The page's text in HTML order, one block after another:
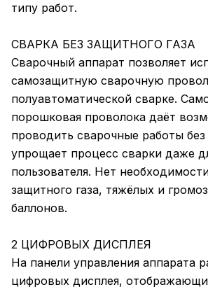
типу работ.
СВАРКА БЕЗ ЗАЩИТНОГО ГАЗА
Сварочный аппарат позволяет
самозащитную сварочную
полуавтоматической сварке.
порошковая проволока даёт
проводить сварочные работы без
упрощает процесс сварки даже
пользователя. Нет
защитного газа, тяжёлых и
баллонов.
2 ЦИФРОВЫХ ДИСПЛЕЯ
На панели управления аппарата
цифровых дисплея,